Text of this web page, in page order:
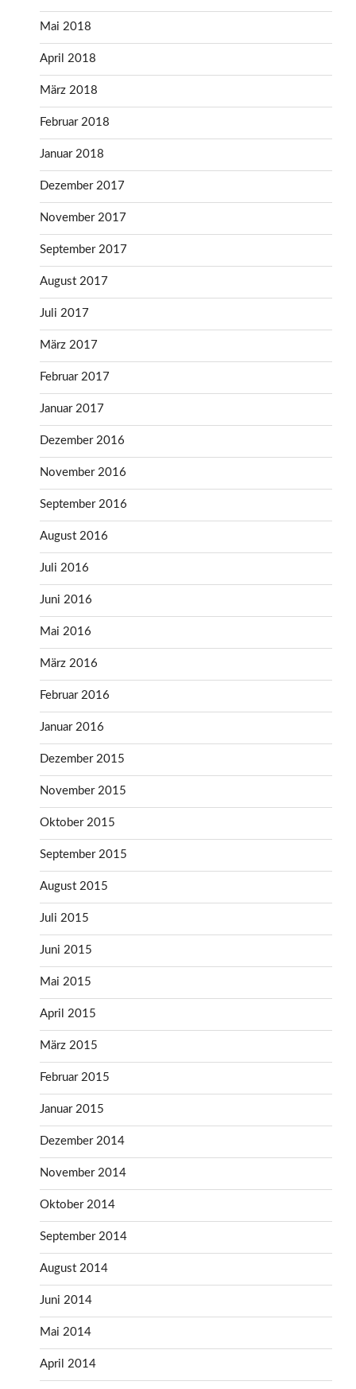
Mai 2018
April 2018
März 2018
Februar 2018
Januar 2018
Dezember 2017
November 2017
September 2017
August 2017
Juli 2017
März 2017
Februar 2017
Januar 2017
Dezember 2016
November 2016
September 2016
August 2016
Juli 2016
Juni 2016
Mai 2016
März 2016
Februar 2016
Januar 2016
Dezember 2015
November 2015
Oktober 2015
September 2015
August 2015
Juli 2015
Juni 2015
Mai 2015
April 2015
März 2015
Februar 2015
Januar 2015
Dezember 2014
November 2014
Oktober 2014
September 2014
August 2014
Juni 2014
Mai 2014
April 2014